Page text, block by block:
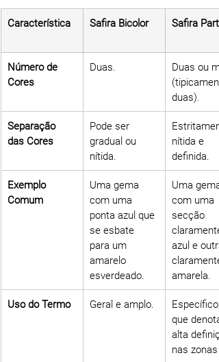
Característica Safira Bicolor Safira Parti
Número de
Cores
Duas.
Duas ou
duas).
Separação
das Cores
Pode ser
gradual ou
nítida.
nítida e
definida.
Exemplo
Comum
Uma gema
com uma
ponta azul que
se esbate
para um
amarelo
esverdeado.
Uma gema
com uma
secção
claramente
azul e
claramente
amarela.
Uso do Termo Geral e amplo.
que denota
alta
nas zonas